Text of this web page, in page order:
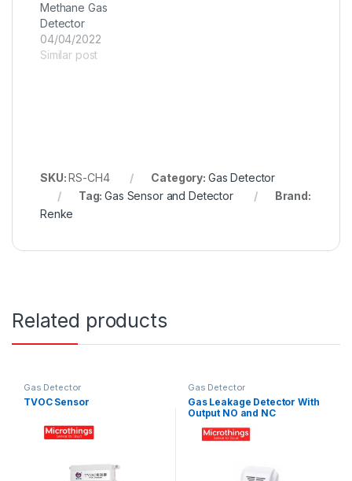
Methane Gas
Detector
04/04/2022
Similar post
SKU:RS-CH4 Category: Gas Detector
Tag:Gas Sensor and Detector
Brand:
Renke
Related products
Gas Detector
TVOC Sensor
Gas Detector
Gas Leakage Detector With
Output NO and NC